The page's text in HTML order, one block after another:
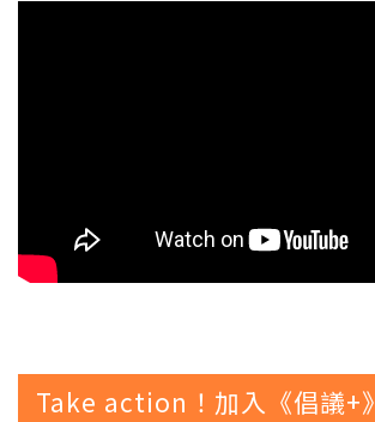
Take action！加入《倡議+》